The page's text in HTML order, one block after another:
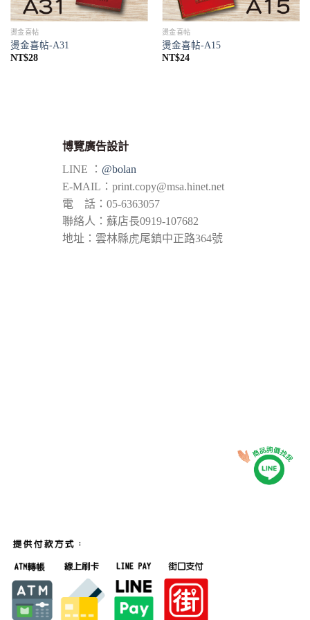
燙金喜帖
燙金喜帖-A31
NT$28
燙金喜帖
燙金喜帖-A15
NT$24
博覽廣告設計
LINE ： @bolan
E-MAIL： print.copy@msa.hinet.net
電 話：05-6363057
聯絡人：蘇店長0919-107682
地址：雲林縣虎尾鎮中正路364號